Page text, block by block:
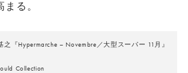
る。
之『Hypermarche – Novembre／大型スーパー 11月』
Collection